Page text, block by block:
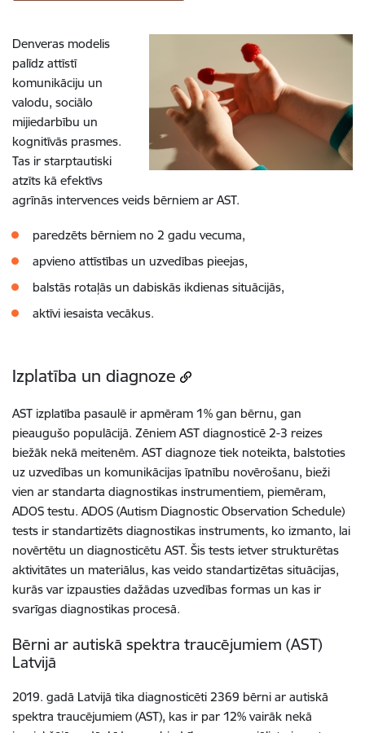
Denveras modelis
palīdz attīstī
komunikāciju un
valodu, sociālo
mijiedarbību un
kognitīvās prasmes.
Tas ir starptautiski
atzīts kā efektīvs
agrīnās intervences veids bērniem ar AST.
paredzēts bērniem no 2 gadu vecuma,
apvieno attīstības un uzvedības pieejas,
balstās rotaļās un dabiskās ikdienas situācijās,
aktīvi iesaista vecākus.
Izplatība un diagnoze
AST izplatība pasaulē ir apmēram 1% gan bērnu, gan
pieaugušo populācijā. Zēniem AST diagnosticē 2-3 reizes
biežāk nekā meitenēm. AST diagnoze tiek noteikta, balstoties
uz uzvedības un komunikācijas īpatnību novērošanu, bieži
vien ar standarta diagnostikas instrumentiem, piemēram,
ADOS testu. ADOS (Autism Diagnostic Observation Schedule)
tests ir standartizēts diagnostikas instruments, ko izmanto, lai
novērtētu un diagnosticētu AST. Šis tests ietver strukturētas
aktivitātes un materiālus, kas veido standartizētas situācijas,
kurās var izpausties dažādas uzvedības formas un kas ir
svarīgas diagnostikas procesā.
Bērni ar autiskā spektra traucējumiem (AST)
Latvijā
2019. gadā Latvijā tika diagnosticēti 2369 bērni ar autiskā
spektra traucējumiem (AST), kas ir par 12% vairāk nekā